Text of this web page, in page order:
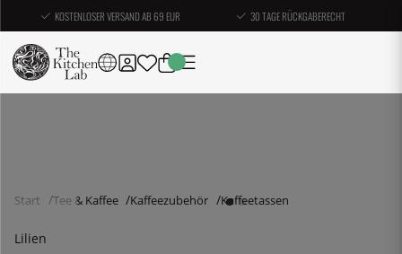
KOSTENLOSER VERSAND AB 69 EUR 30 TAGE RÜCKGABERECHT
Start Tee & Kaffee Kaffeezubehör Kaffeetassen
Lilien